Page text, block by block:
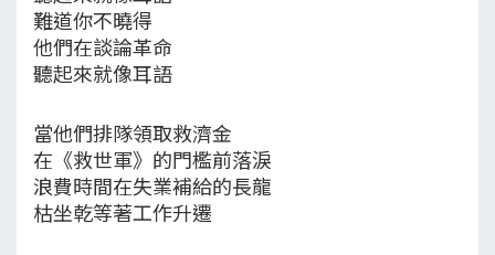
難道你不曉得
他們在談論革命
聽起來就像耳語
當他們排隊領取救濟金
在《救世軍》的門檻前落淚
浪費時間在失業補給的長龍
枯坐乾等著工作升遷